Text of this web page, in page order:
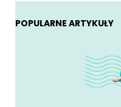
POPULARNE ARTYKUŁY